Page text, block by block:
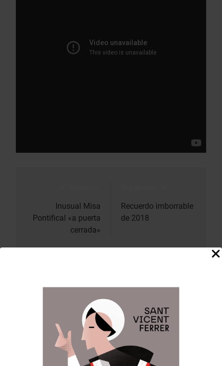
entradas
Inusual Misa
Pontifical «a puerta
cerrada»
Recuerdo imborrable
de 2018
DEJA UNA RESPUESTA
Tu dirección de correo electrónico no será
publicada. Los campos obligatorios están
marcados con